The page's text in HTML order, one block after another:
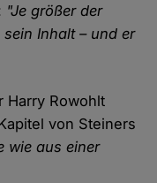
"Je größer der
Inhalt – und er
Harry Rowohlt
von Steiners
wie aus einer